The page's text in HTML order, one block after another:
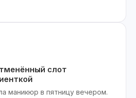
слот
маникюр в пятницу вечером.